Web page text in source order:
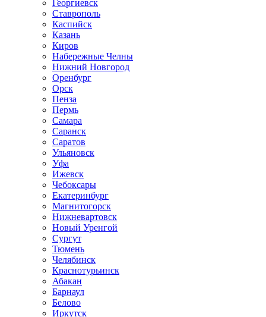
Георгиевск
Ставрополь
Каспийск
Казань
Киров
Набережные Челны
Нижний Новгород
Оренбург
Орск
Пенза
Пермь
Самара
Саранск
Саратов
Ульяновск
Уфа
Ижевск
Чебоксары
Екатеринбург
Магнитогорск
Нижневартовск
Новый Уренгой
Сургут
Тюмень
Челябинск
Краснотурьинск
Абакан
Барнаул
Белово
Иркутск